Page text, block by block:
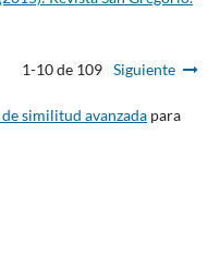
1-10 de 109 Siguiente
similitud avanzadapara